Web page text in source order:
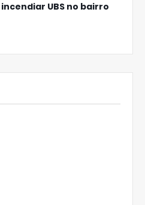
UBS no bairro